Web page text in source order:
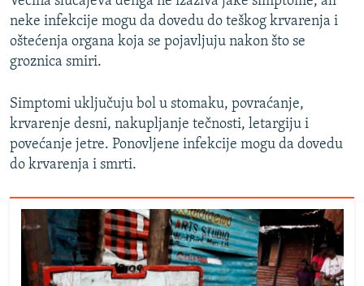
neke infekcije mogu da dovedu do teškog krvarenja i
oštećenja organa koja se pojavljuju nakon što se
groznica smiri.
Simptomi uključuju bol u stomaku, povraćanje,
krvarenje desni, nakupljanje tečnosti, letargiju i
povećanje jetre. Ponovljene infekcije mogu da dovedu
do krvarenja i smrti.